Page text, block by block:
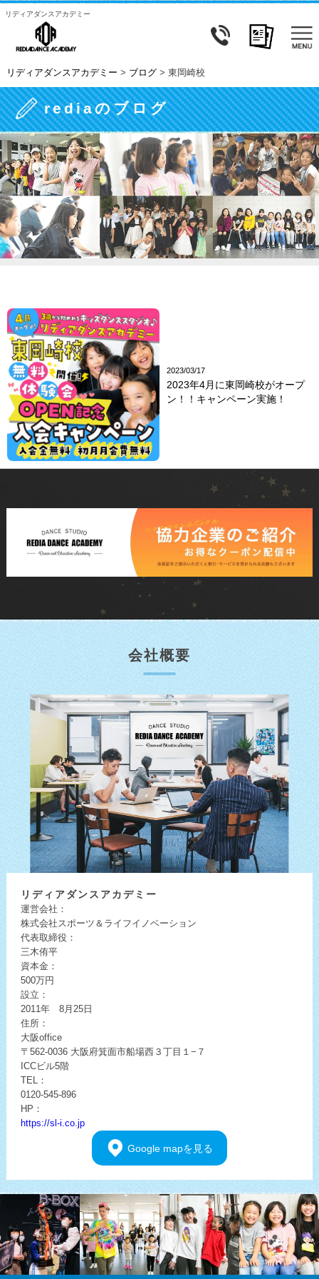
リディアダンスアカデミー
リディアダンスアカデミー > ブログ> 東岡崎校
rediaのブログ
2023/03/17
2023年4月に東岡崎校がオープ
ン！！キャンペーン実施！
会社概要
リディアダンスアカデミー
運営会社：
株式会社スポーツ＆ライフイノベーション
代表取締役：
三木侑平
資本金：
500万円
設立：
2011年 8月25日
住所：
大阪office
〒562-0036 大阪府箕面市船場西３丁目１−７
ICCビル5階
TEL：
0120-545-896
HP：
https://sl-i.co.jp
Google mapを見る